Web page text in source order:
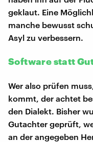
geklaut. Eine
manche bewusst
Asyl zu verbessern.
Software statt
Wer also prüfen
kommt, der achtet
den Dialekt. Bisher
Gutachter geprüft,
an der angegeben